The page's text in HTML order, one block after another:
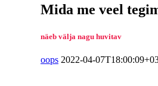
Mida me veel
näeb välja nagu huvitav
oops 2022-04-